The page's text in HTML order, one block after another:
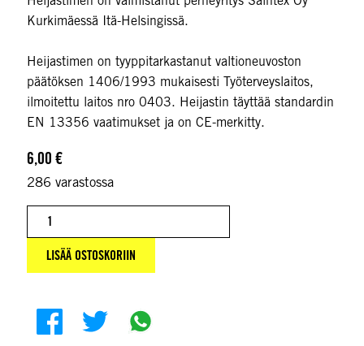
Kurkimäessä Itä-Helsingissä.
Heijastimen on tyyppitarkastanut valtioneuvoston
päätöksen 1406/1993 mukaisesti Työterveyslaitos,
ilmoitettu laitos nro 0403. Heijastin täyttää standardin
EN 13356 vaatimukset ja on CE-merkitty.
6,00 €
286 varastossa
Heijastin määrä
LISÄÄ OSTOSKORIIN